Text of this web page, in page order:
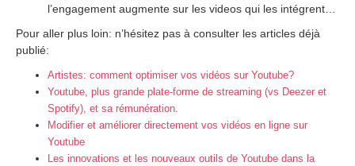
l’engagement augmente sur les videos qui les intégrent…
Pour aller plus loin: n’hésitez pas à consulter les articles déjà
publié:
Artistes: comment optimiser vos vidéos sur Youtube?
Youtube, plus grande plate-forme de streaming (vs Deezer et
Spotify), et sa rémunération.
Modifier et améliorer directement vos vidéos en ligne sur
Youtube
Les innovations et les nouveaux outils de Youtube dans la